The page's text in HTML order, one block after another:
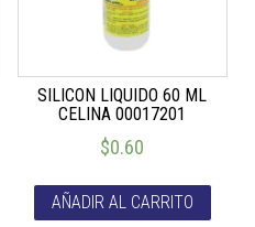
SILICON LIQUIDO 60 ML
CELINA 00017201
$0.60
AÑADIR AL CARRITO